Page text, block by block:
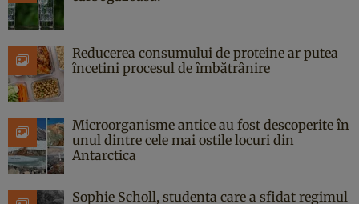
Reducerea consumului de proteine ar putea
încetini procesul de îmbătrânire
Microorganisme antice au fost descoperite în
unul dintre cele mai ostile locuri din
Antarctica
Sophie Scholl, studenta care a sfidat regimul